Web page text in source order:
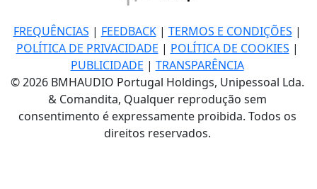
FREQUÊNCIAS | FEEDBACK| TERMOS E CONDIÇÕES |
POLÍTICA DE PRIVACIDADE | POLÍTICA DE COOKIES |
PUBLICIDADE | TRANSPARÊNCIA
© 2026 BMHAUDIO Portugal Holdings, Unipessoal Lda.
& Comandita, Qualquer reprodução sem
consentimento é expressamente proibida. Todos os
direitos reservados.